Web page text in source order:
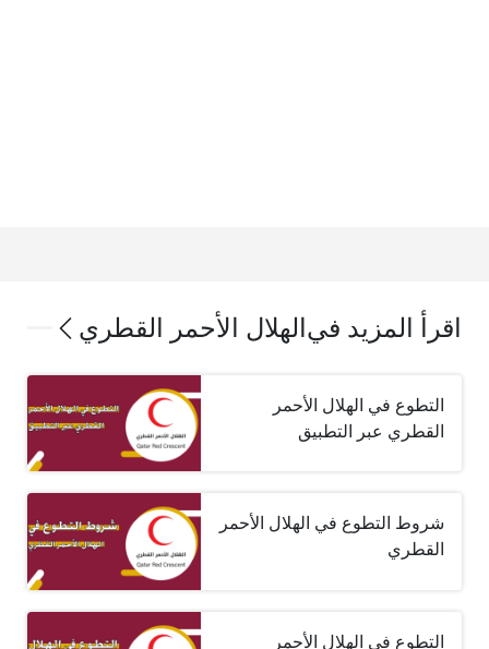
اقرأ المزيد في الهلال الأحمر القطري
التطوع في الهلال الأحمر
القطري عبر التطبيق
شروط التطوع في الهلال الأحمر
القطري
التطوع في الهلال الأحمر